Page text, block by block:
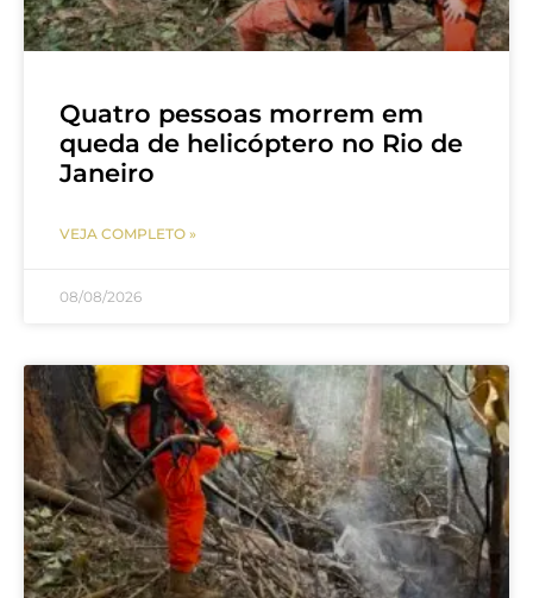
Quatro pessoas morrem em
queda de helicóptero no Rio de
Janeiro
VEJA COMPLETO »
08/08/2026